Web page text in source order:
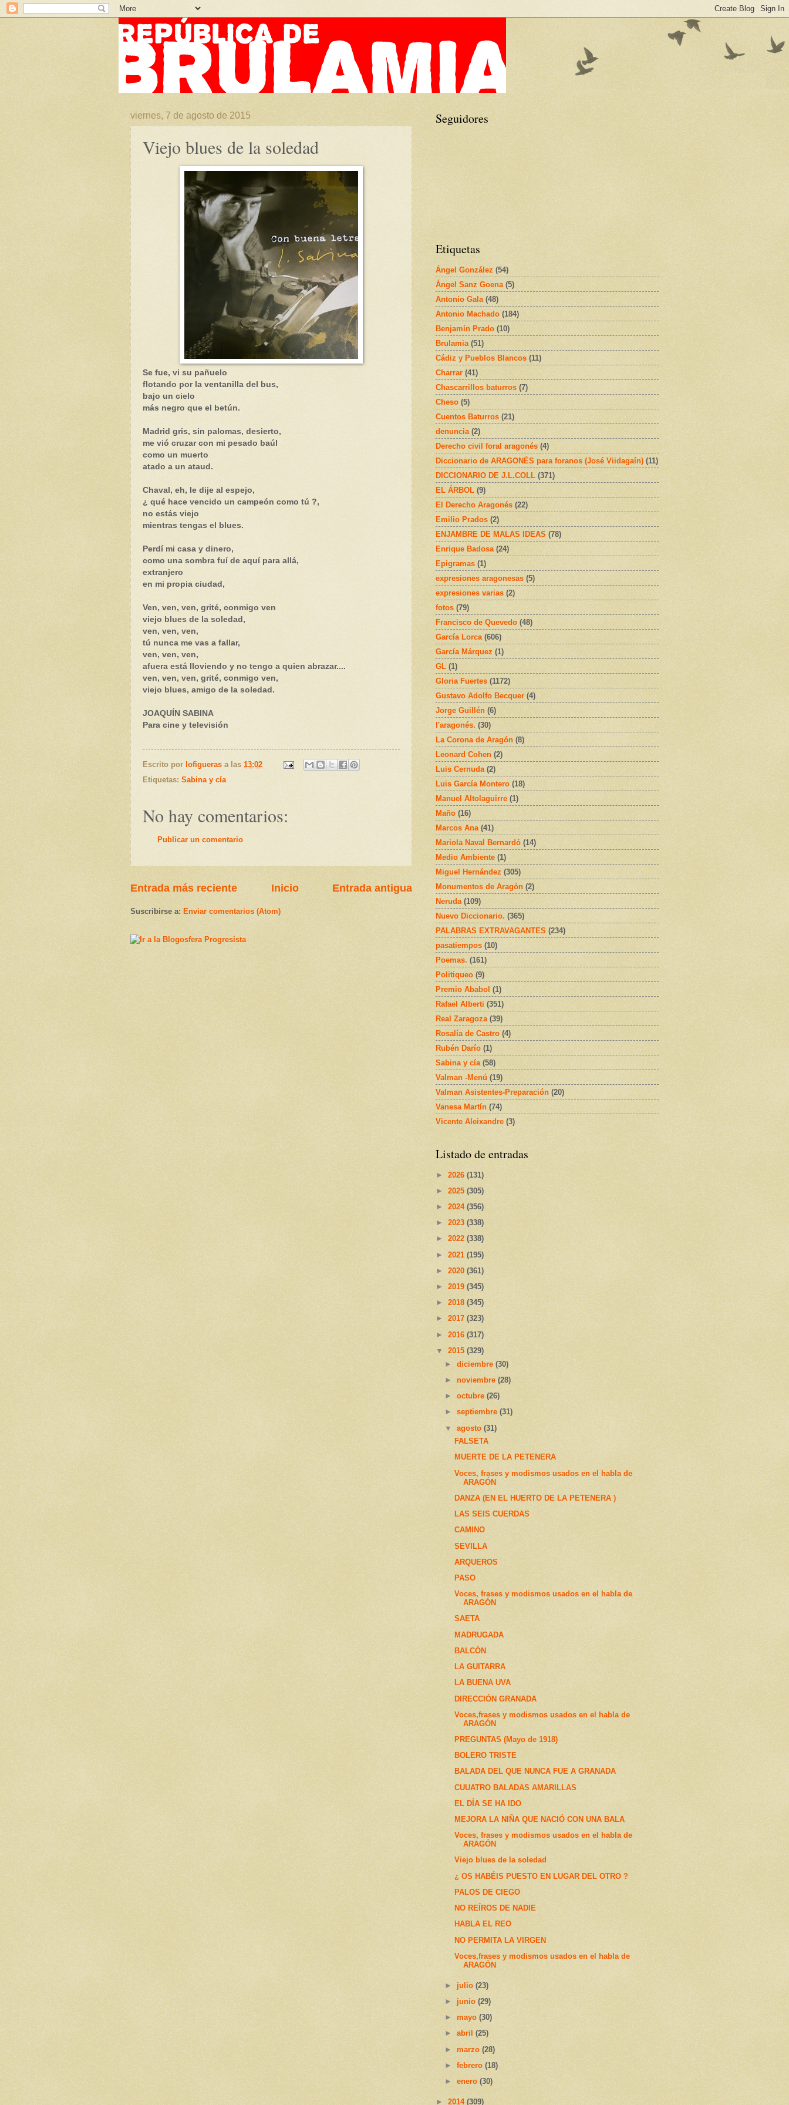
viernes, 7 de agosto de 2015
Viejo blues de la soledad
Se fue, vi su pañuelo
flotando por la ventanilla del bus,
bajo un cielo
más negro que el betún.
Madrid gris, sin palomas, desierto,
me vió cruzar con mi pesado baúl
como un muerto
atado a un ataud.
Chaval, eh, le dije al espejo,
¿ qué hace vencido un campeón como tú ?,
no estás viejo
mientras tengas el blues.
Perdí mi casa y dinero,
como una sombra fuí de aquí para allá,
extranjero
en mi propia ciudad,
Ven, ven, ven, grité, conmigo ven
viejo blues de la soledad,
ven, ven, ven,
tú nunca me vas a fallar,
ven, ven, ven,
afuera está lloviendo y no tengo a quien abrazar....
ven, ven, ven, grité, conmigo ven,
viejo blues, amigo de la soledad.
JOAQUÍN SABINA
Para cine y televisión
Escrito por lofigueras a las 13:02
Etiquetas: Sabina y cía
No hay comentarios:
Publicar un comentario
Entrada más reciente Entrada antigua
Inicio
Suscribirse a: Enviar comentarios (Atom)
Seguidores
Etiquetas
Ángel González (54)
Ángel Sanz Goena (5)
Antonio Gala (48)
Antonio Machado (184)
Benjamín Prado (10)
Brulamia (51)
Cádiz y Pueblos Blancos (11)
Charrar (41)
Chascarrillos baturros (7)
Cheso (5)
Cuentos Baturros (21)
denuncia (2)
Derecho civil foral aragonés (4)
Diccionario de ARAGONÉS para foranos (José Viidagaín) (11)
DICCIONARIO DE J.L.COLL (371)
EL ÁRBOL (9)
El Derecho Aragonés (22)
Emilio Prados (2)
ENJAMBRE DE MALAS IDEAS (78)
Enrique Badosa (24)
Epigramas (1)
expresiones aragonesas (5)
expresiones varias (2)
fotos (79)
Francisco de Quevedo (48)
García Lorca (606)
García Márquez (1)
GL (1)
Gloria Fuertes (1172)
Gustavo Adolfo Becquer (4)
Jorge Guillén (6)
l'aragonés. (30)
La Corona de Aragón (8)
Leonard Cohen (2)
Luis Cernuda (2)
Luis García Montero (18)
Manuel Altolaguirre (1)
Maño (16)
Marcos Ana (41)
Mariola Naval Bernardó (14)
Medio Ambiente (1)
Miguel Hernández (305)
Monumentos de Aragón (2)
Neruda (109)
Nuevo Diccionario. (365)
PALABRAS EXTRAVAGANTES (234)
pasatiempos (10)
Poemas. (161)
Politiqueo (9)
Premio Ababol (1)
Rafael Alberti (351)
Real Zaragoza (39)
Rosalía de Castro (4)
Rubén Darío (1)
Sabina y cía (58)
Valman -Menú (19)
Valman Asistentes-Preparación (20)
Vanesa Martín (74)
Vicente Aleixandre (3)
Listado de entradas
► 2026 (131)
► 2025 (305)
► 2024 (356)
► 2023 (338)
► 2022 (338)
► 2021 (195)
► 2020 (361)
► 2019 (345)
► 2018 (345)
► 2017 (323)
► 2016 (317)
▼ 2015 (329)
►diciembre(30)
►noviembre(28)
►octubre(26)
►septiembre(31)
▼agosto(31)
FALSETA
MUERTE DE LA PETENERA
Voces, frases y modismos usados en el habla de
ARAGÓN
DANZA (EN EL HUERTO DE LA PETENERA )
LAS SEIS CUERDAS
CAMINO
SEVILLA
ARQUEROS
PASO
Voces, frases y modismos usados en el habla de
ARAGÓN
SAETA
MADRUGADA
BALCÓN
LA GUITARRA
LA BUENA UVA
DIRECCIÓN GRANADA
Voces,frases y modismos usados en el habla de
ARAGÓN
PREGUNTAS (Mayo de 1918)
BOLERO TRISTE
BALADA DEL QUE NUNCA FUE A GRANADA
CUUATRO BALADAS AMARILLAS
EL DÍA SE HA IDO
MEJORA LA NIÑA QUE NACIÓ CON UNA BALA
Voces, frases y modismos usados en el habla de
ARAGÓN
Viejo blues de la soledad
¿ OS HABÉIS PUESTO EN LUGAR DEL OTRO ?
PALOS DE CIEGO
NO REÍROS DE NADIE
HABLA EL REO
NO PERMITA LA VIRGEN
Voces,frases y modismos usados en el habla de
ARAGÓN
►julio(23)
► junio(29)
►mayo(30)
►abril(25)
►marzo(28)
►febrero(18)
►enero(30)
► 2014 (309)